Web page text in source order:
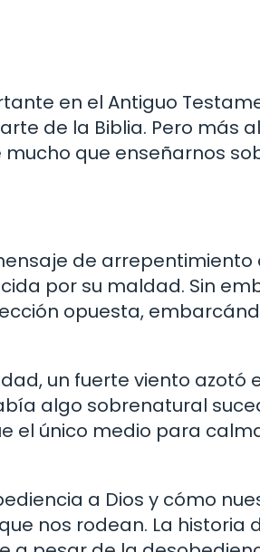
en el Antiguo
de la Biblia. Pero más
que enseñarnos
de arrepentimiento
por su maldad. Sin
opuesta,
un fuerte viento azotó
algo sobrenatural
el único medio para
a Dios y cómo
nos rodean. La historia